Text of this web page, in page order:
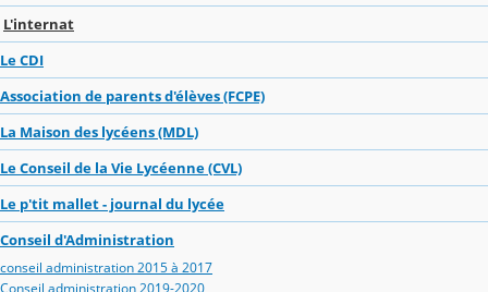
L'internat
Le CDI
Association de parents d'élèves (FCPE)
La Maison des lycéens (MDL)
Le Conseil de la Vie Lycéenne (CVL)
Le p'tit mallet - journal du lycée
Conseil d'Administration
conseil administration 2015 à 2017
Conseil administration 2019-2020